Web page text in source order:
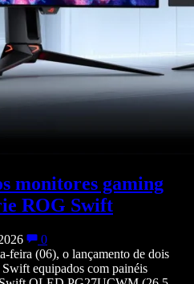
monitores gaming
ROG Swift
0
feira (06), o lançamento de dois
equipados com painéis